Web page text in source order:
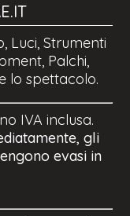
Luci, Strumenti
Palchi,
lo spettacolo.
IVA inclusa.
gli
evasi in